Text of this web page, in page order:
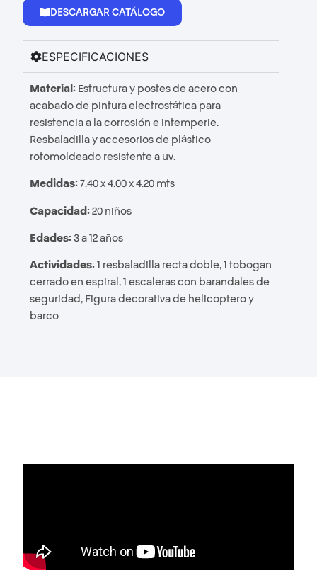
DESCARGAR CATÁLOGO
ESPECIFICACIONES
Material:Estructura y postes de acero con
acabado de pintura electrostática para
resistencia a la corrosión e intemperie.
Resbaladilla y accesorios de plástico
rotomoldeado resistente a uv.
Medidas:7.40 x 4.00 x 4.20 mts
Capacidad:20 niños
Edades:3 a 12 años
Actividades:1 resbaladilla recta doble, 1 tobogan
cerrado en espiral, 1 escaleras con barandales de
seguridad, Figura decorativa de helicoptero y
barco